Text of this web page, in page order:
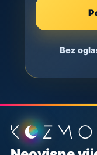
Bez
Podnožje